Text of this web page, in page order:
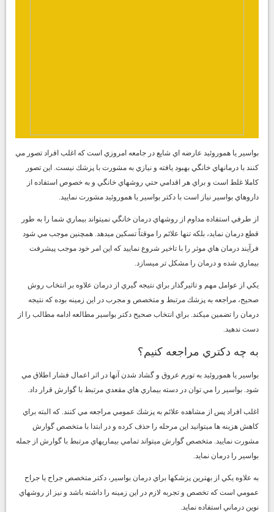
بواسير يا هموروئيد عارضه اي شايع در جامعه امروزي است كه اغلب افراد تصور مي
كنند با درمانهاي خانگي بهبود يافته و نيازي به مشورت با پزشك نيست. اين تصور
كاملا غلط است و براي هر اقدامي حتي روشهاي خانگي و به خصوص استفاده از
داروهاي بواسير نياز است با دكتر بواسير يا هموروئيد مشورت نماييد.
از طرفي استفاده مداوم از روشهايدرمان خانگينميتواند بيماري شما را به طور
قطع درمان نمايد، بلكه تنها علائم را موقتاً تسكين ميدهد. همچنين موجب مي شود
فرآيند درمان هاي موثر را با تاخير شروع نماييد كه اين امر خود موجب پيشرفت
بيماري شده و درمان را مشكل تر ميسازد.
يكي از عوامل مهم و تاثيرگذار براي نتيجه گيري از درمان علاوه بر انتخاب روش
صحيح، مراجعه به پزشك مرتبط و متخصصو مجرب در اين زمينه بوده كه نتيجه
درمان را تضمين ميكند. براي انتخاب صحيح دكتر بواسير مطالعه ادامه مطالب را از
دست ندهيد.
به چه دكتري مراجعه كنيم؟
بواسير يا هموروئيد به تورم عروق و گشاد شدن آنها در اثر اعمال فشار اطلاق مي
شود. بواسير را مي توان در دسته بيماري هاي مقعدي مرتبط با گوارش قرار داد.
اغلب افراد پس از مشاهده علائم به پزشك عمومي مراجعه مي كنند. كه البته براي
كاهش هزينه ها ميتوانيد اين مرحله را حذف كرده و در ابتدا با متخصص گوارش
مشورت نماييد. متخصص گوارش ميتواند تمامي بيماريهاي مرتبط با گوارش از جمله
بواسير را درمان نمايد.
به علاوه يكي از بهترين پزشكها براي درمان بواسير، دكتر متخصص جراح يا جراح
عمومي است كه تخصص و تجربه لازم در اين زمينه را داشته باشد و نيز از روشهاي
نوين درماني استفاده نمايد.